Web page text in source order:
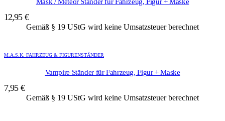
12,95 €
Gemäß § 19 UStG wird keine Umsatzsteuer berechnet
M.A.S.K. FAHRZEUG & FIGURENSTÄNDER
Vampire Ständer für Fahrzeug, Figur + Maske
7,95 €
Gemäß § 19 UStG wird keine Umsatzsteuer berechnet